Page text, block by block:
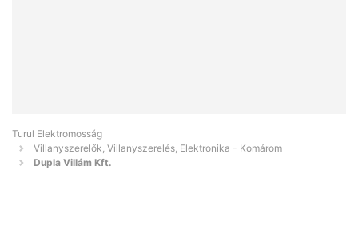
Turul Elektromosság
Villanyszerelők, Villanyszerelés, Elektronika - Komárom
Dupla Villám Kft.